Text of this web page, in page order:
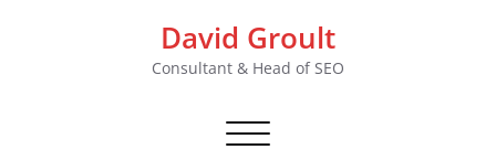
David Groult
Consultant & Head of SEO
Afficher/masquer